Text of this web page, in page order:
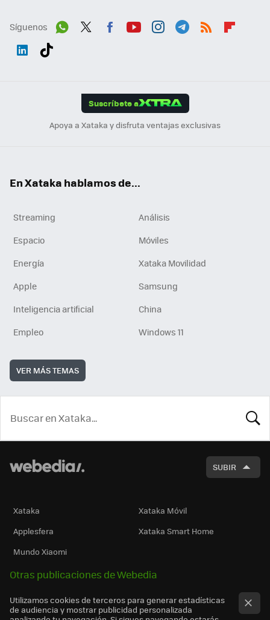
Síguenos
Suscríbete a
Apoya a Xataka y disfruta ventajas exclusivas
En Xataka hablamos de...
Streaming
Análisis
Espacio
Móviles
Energía
Xataka Movilidad
Apple
Samsung
Inteligencia artificial
China
Empleo
Windows 11
VER MÁS TEMAS
SUBIR
Xataka
Xataka Móvil
Applesfera
Xataka Smart Home
Mundo Xiaomi
Otras publicaciones de Webedia
Utilizamos cookies de terceros para generar estadísticas
de audiencia y mostrar publicidad personalizada